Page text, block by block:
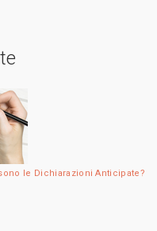
le Dichiarazioni Anticipate?